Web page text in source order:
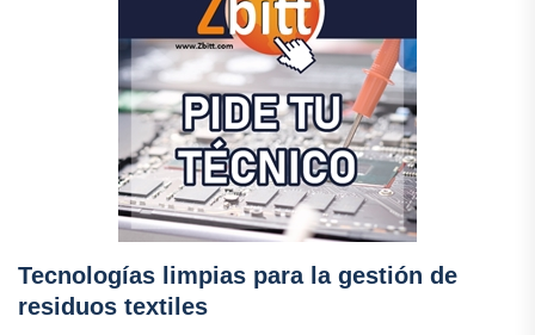
Tecnologías limpias para la gestión de
residuos textiles